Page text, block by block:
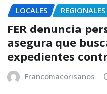
LOCALES REGIONALES
FER denuncia
asegura que
expedientes
Francomacorisanos